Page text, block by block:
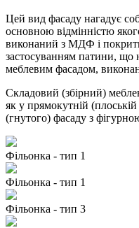
Цей вид фасаду нагадує
основною відмінністю
виконаний з МДФ і
застосуванням патини, що
меблевим фасадом,
Складовий (збірний)
як у прямокутній
(гнутого) фасаду з
Фільонка - тип 1
Фільонка - тип 1
Фільонка - тип 3